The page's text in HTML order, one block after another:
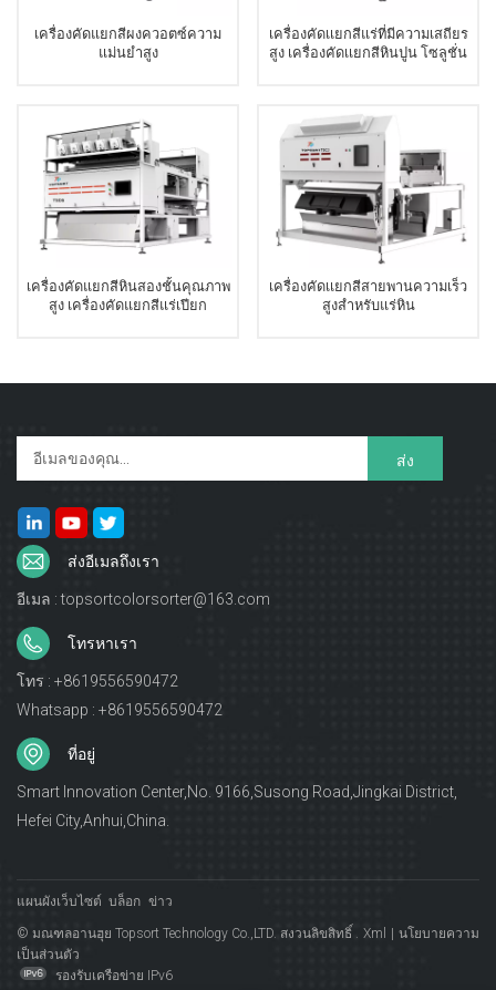
เครื่องคัดแยกสีผงควอตซ์ความ
แม่นยำสูง
เครื่องคัดเเยกสีแร่ที่มีความเสถียร
สูง เครื่องคัดเเยกสีหินปูน โซลูชั่น
เครื่องคัดแยกสีหินสองชั้นคุณภาพ
สูง เครื่องคัดแยกสีแร่เปียก
เครื่องคัดเเยกสีสายพานความเร็ว
สูงสำหรับแร่หิน
ส่งอีเมลถึงเรา
อีเมล : topsortcolorsorter@163.com
โทรหาเรา
โทร : +8619556590472
Whatsapp : +8619556590472
ที่อยู่
Smart Innovation Center,No. 9166,Susong Road,Jingkai District,
Hefei City,Anhui,China.
แผนผังเว็บไซต์ บล็อก ข่าว
© มณฑลอานฮุย Topsort Technology Co.,LTD. สงวนลิขสิทธิ์ . Xml
นโยบายความ
เป็นส่วนตัว
รองรับเครือข่าย IPv6